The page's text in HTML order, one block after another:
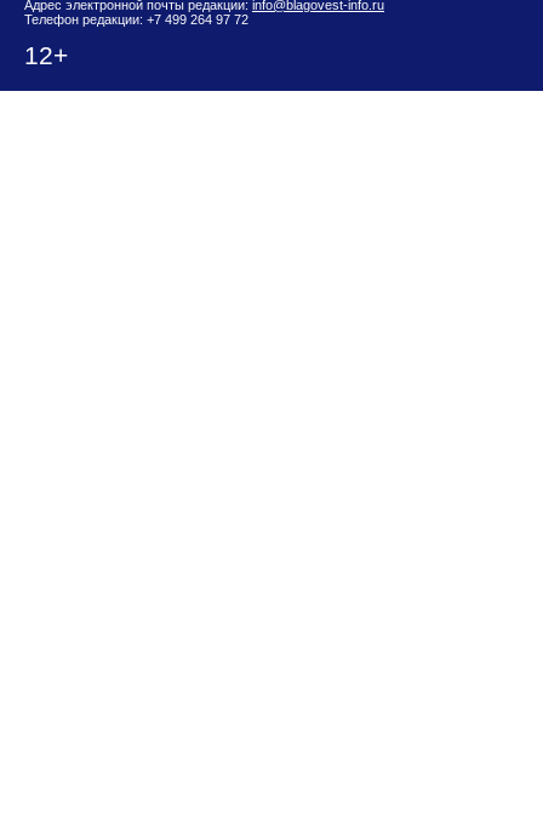
Адрес электронной почты редакции: info@blagovest-info.ru
Телефон редакции: +7 499 264 97 72
12+